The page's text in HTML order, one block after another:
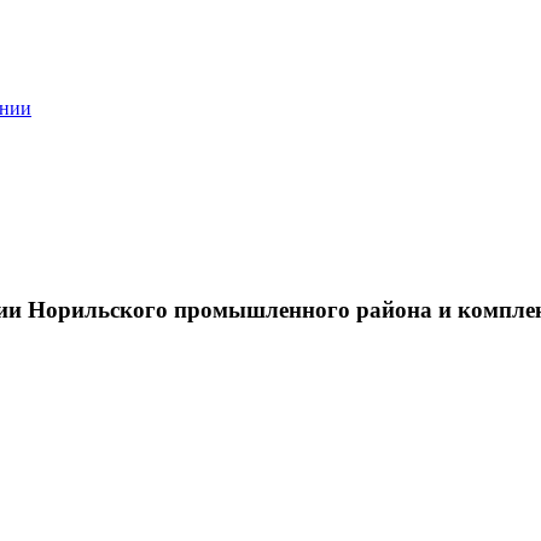
Норильского промышленного района и